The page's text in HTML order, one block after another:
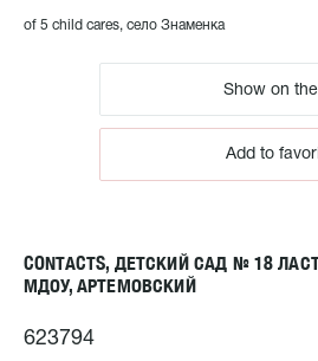
of 5 child cares, село Знаменка
Show on
Add to
CONTACTS, ДЕТСКИЙ САД № 18
МДОУ, АРТЕМОВСКИЙ
623794